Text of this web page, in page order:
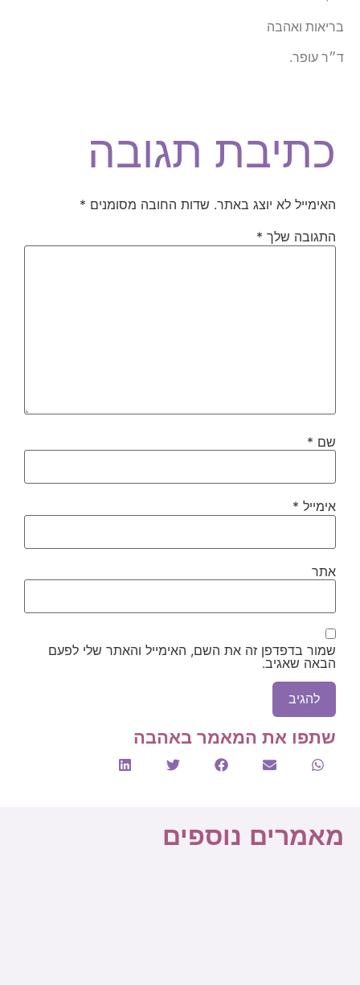
בריאות ואהבה
ד״ר עופר.
כתיבת תגובה
האימייל לא יוצג באתר. שדות החובה מסומנים *
התגובה שלך *
שם *
אימייל *
אתר
שמור בדפדפן זה את השם, האימייל והאתר שלי לפעם
הבאה שאגיב.
שתפו את המאמר באהבה
מאמרים נוספים